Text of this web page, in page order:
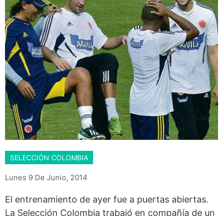
SELECCIÓN COLOMBIA
Lunes 9 De Junio, 2014
El entrenamiento de ayer fue a puertas abiertas.
La Selección Colombia trabajó en compañía de un